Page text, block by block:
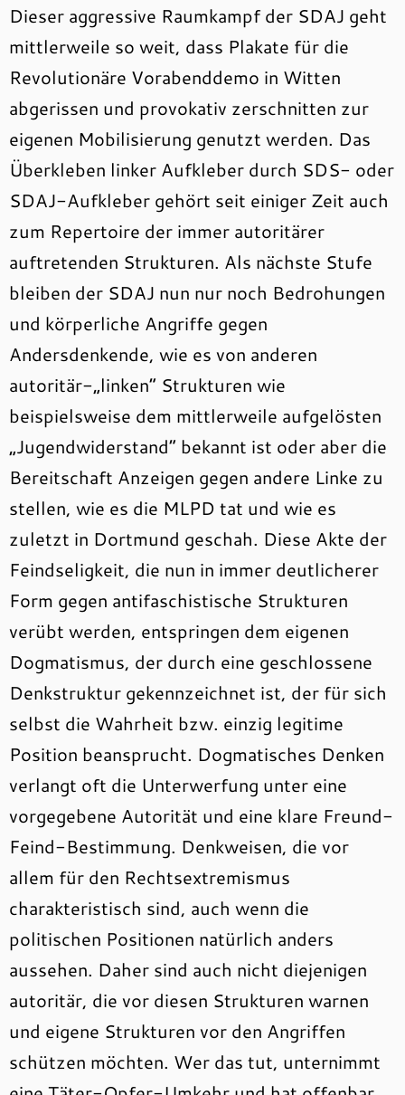
Dieser aggressive Raumkampf der SDAJ geht
mittlerweile so weit, dass Plakate für die
Revolutionäre Vorabenddemo in Witten
abgerissen und provokativ zerschnitten zur
eigenen Mobilisierung genutzt werden. Das
Überkleben linker Aufkleber durch SDS- oder
SDAJ-Aufkleber gehört seit einiger Zeit auch
zum Repertoire der immer autoritärer
auftretenden Strukturen. Als nächste Stufe
bleiben der SDAJ nun nur noch Bedrohungen
und körperliche Angriffe gegen
Andersdenkende, wie es von anderen
autoritär-„linken“ Strukturen wie
beispielsweise dem mittlerweile aufgelösten
„Jugendwiderstand“ bekannt ist oder aber die
Bereitschaft Anzeigen gegen andere Linke zu
stellen, wie es die MLPD tat und wie es
zuletzt in Dortmund geschah. Diese Akte der
Feindseligkeit, die nun in immer deutlicherer
Form gegen antifaschistische Strukturen
verübt werden, entspringen dem eigenen
Dogmatismus, der durch eine geschlossene
Denkstruktur gekennzeichnet ist, der für sich
selbst die Wahrheit bzw. einzig legitime
Position beansprucht. Dogmatisches Denken
verlangt oft die Unterwerfung unter eine
vorgegebene Autorität und eine klare Freund-
Feind-Bestimmung. Denkweisen, die vor
allem für den Rechtsextremismus
charakteristisch sind, auch wenn die
politischen Positionen natürlich anders
aussehen. Daher sind auch nicht diejenigen
autoritär, die vor diesen Strukturen warnen
und eigene Strukturen vor den Angriffen
schützen möchten. Wer das tut, unternimmt